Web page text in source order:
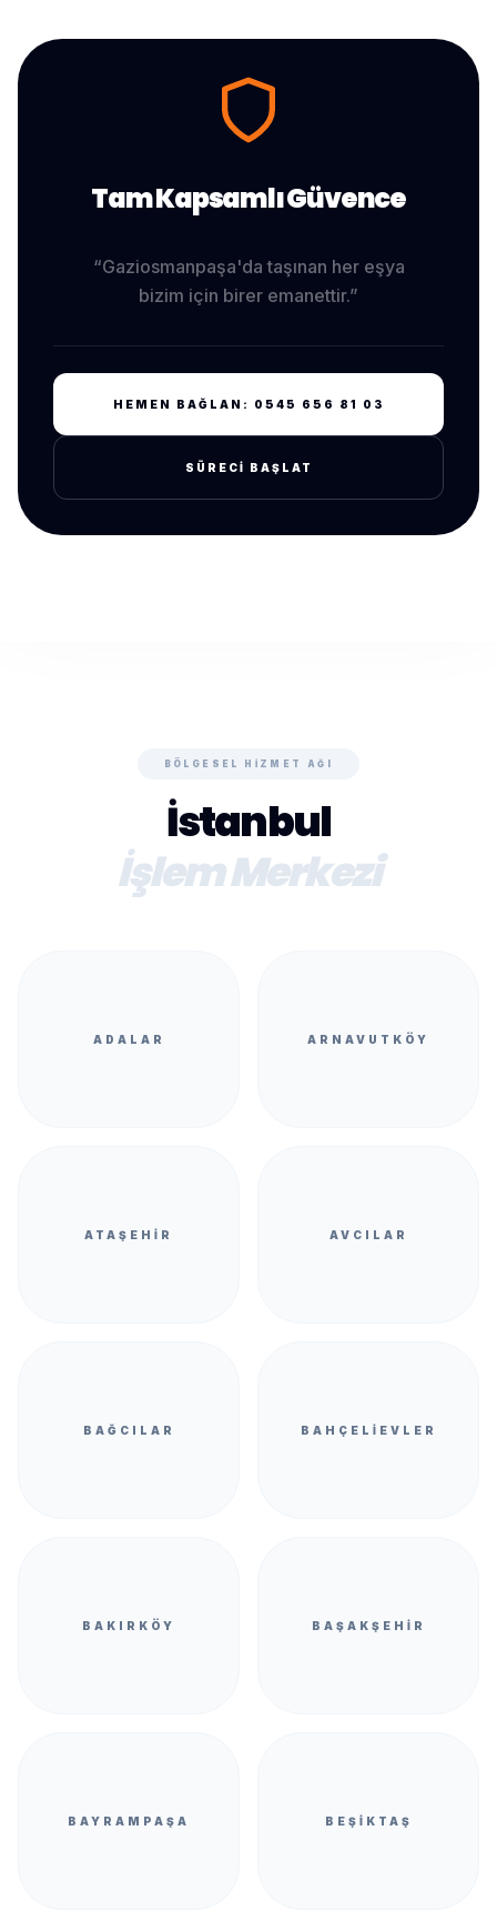
Tam Kapsamlı Güvence
“Gaziosmanpaşa'da taşınan her eşya
bizim için birer emanettir.”
HEMEN BAĞLAN: 0545 656 81 03
SÜRECI BAŞLAT
BÖLGESEL HIZMET AĞI
İstanbul
İşlem Merkezi
ADALAR ARNAVUTKÖY
ATAŞEHIR AVCILAR
BAĞCILAR BAHÇELIEVLER
BAKIRKÖY BAŞAKŞEHIR
BAYRAMPAŞA BEŞIKTAŞ